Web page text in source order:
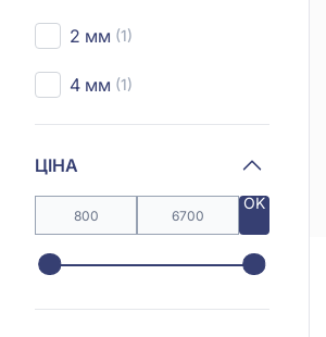
2 мм (1)
4 мм (1)
ЦІНА
OK